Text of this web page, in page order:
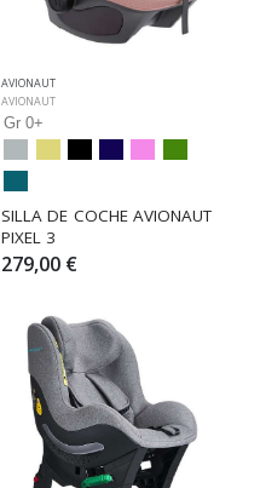
AVIONAUT
AVIONAUT
Gr 0+
SILLA DE COCHE AVIONAUT
PIXEL 3
279,00 €